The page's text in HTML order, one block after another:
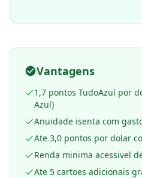
Vantagens
1,7 pontos TudoAzul por
Azul)
Anuidade isenta com
Ate 3,0 pontos por dolar
Renda minima acessivel
Ate 5 cartoes adicionais